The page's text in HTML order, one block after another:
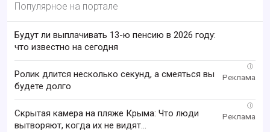
Популярное на портале
Будут ли выплачивать 13-ю пенсию в 2026 году:
что известно на сегодня
i
Ролик длится несколько секунд, а смеяться вы
будете долго
i
Скрытая камера на пляже Крыма: Что люди
вытворяют, когда их не видят...